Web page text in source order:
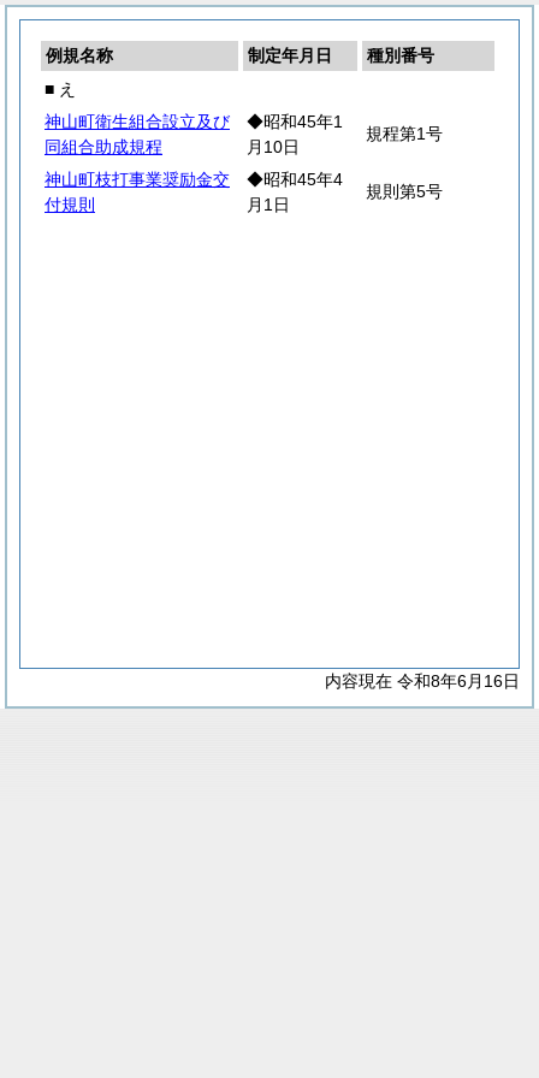
例規名称 制定年月日
種別番号
■ え
神山町衛生組合設立及び
同組合助成規程
◆昭和45年1
月10日
規程第1号
神山町枝打事業奨励金交
付規則
◆昭和45年4
月1日
規則第5号
内容現在 令和8年6月16日